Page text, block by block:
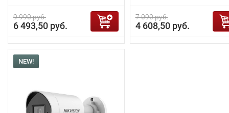
9 990 руб.
6 493,50 руб.
7 090 руб.
4 608,50 руб.
NEW!